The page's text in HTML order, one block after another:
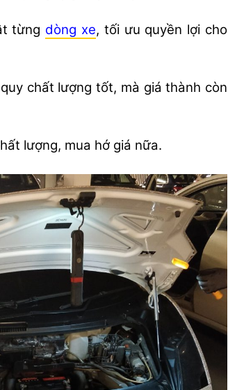
từng dòng xe, tối ưu quyền lợi cho
chất lượng tốt, mà giá thành còn
lượng, mua hớ giá nữa.